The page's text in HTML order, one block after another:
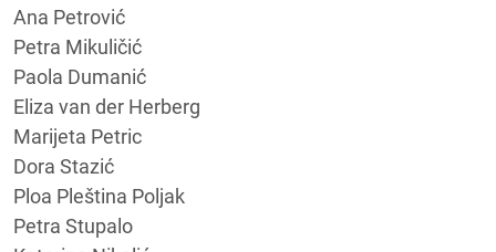
Ana Petrović
Petra Mikuličić
Paola Dumanić
Eliza van der Herberg
Marijeta Petric
Dora Stazić
Ploa Pleština Poljak
Petra Stupalo